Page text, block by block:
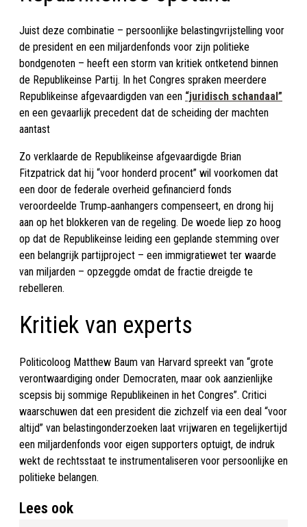
Juist deze combinatie – persoonlijke belastingvrijstelling voor
de president en een miljardenfonds voor zijn politieke
bondgenoten – heeft een storm van kritiek ontketend binnen
de Republikeinse Partij. In het Congres spraken meerdere
Republikeinse afgevaardigden van een “juridisch schandaal”
en een gevaarlijk precedent dat de scheiding der machten
aantast
Zo verklaarde de Republikeinse afgevaardigde Brian
Fitzpatrick dat hij “voor honderd procent” wil voorkomen dat
een door de federale overheid gefinancierd fonds
veroordeelde Trump‑aanhangers compenseert, en drong hij
aan op het blokkeren van de regeling. De woede liep zo hoog
op dat de Republikeinse leiding een geplande stemming over
een belangrijk partijproject – een immigratiewet ter waarde
van miljarden – opzeggde omdat de fractie dreigde te
rebelleren.
Kritiek van experts
Politicoloog Matthew Baum van Harvard spreekt van “grote
verontwaardiging onder Democraten, maar ook aanzienlijke
scepsis bij sommige Republikeinen in het Congres”. Critici
waarschuwen dat een president die zichzelf via een deal “voor
altijd” van belastingonderzoeken laat vrijwaren en tegelijkertijd
een miljardenfonds voor eigen supporters optuigt, de indruk
wekt de rechtsstaat te instrumentaliseren voor persoonlijke en
politieke belangen.
Lees ook